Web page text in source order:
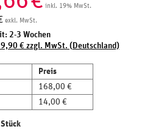
inkl. 19% MwSt.
exkl. MwSt.
2-3 Wochen
9,90 € zzgl. MwSt. (Deutschland)
Preis
168,00 €
14,00 €